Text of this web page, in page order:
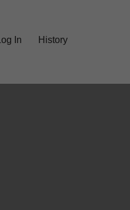
Log In History